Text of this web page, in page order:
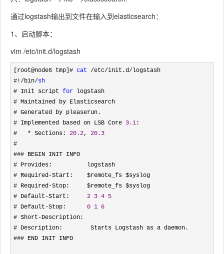
通过logstash输出到文件在输入到elasticsearch：
1、启动脚本：
vim /etc/init.d/logstash
[root@node6 tmp]# cat /etc/init.d/ logstash
# !/bin/sh
# Init script for logstash
# Maintained by Elasticsearch
# Generated by pleaserun.
# Implemented based on LSB Core 3.1 :
# * Sections: 20.2, 20.3
#
### BEGIN INIT INFO
# Provides:          logstash
# Required-Start:    $remote_fs $syslog
# Required-Stop:     $remote_fs $syslog
# Default -Start: 2 3 4 5
# Default -Stop: 0 1 6
# Short -Description:
# Description:        Starts Logstash as a daemon.
### END INIT INFO